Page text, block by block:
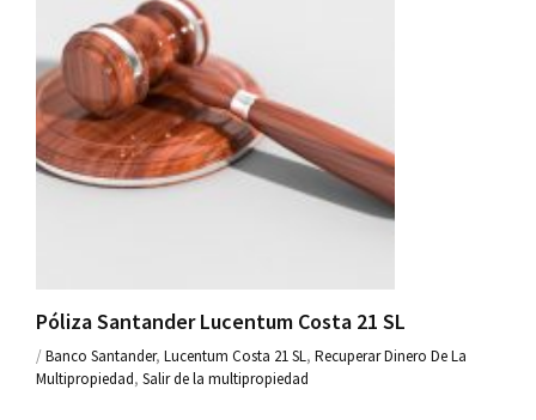
Póliza Santander Lucentum Costa 21 SL
/Banco Santander, Lucentum Costa 21 SL, Recuperar Dinero De La
Multipropiedad, Salir de la multipropiedad